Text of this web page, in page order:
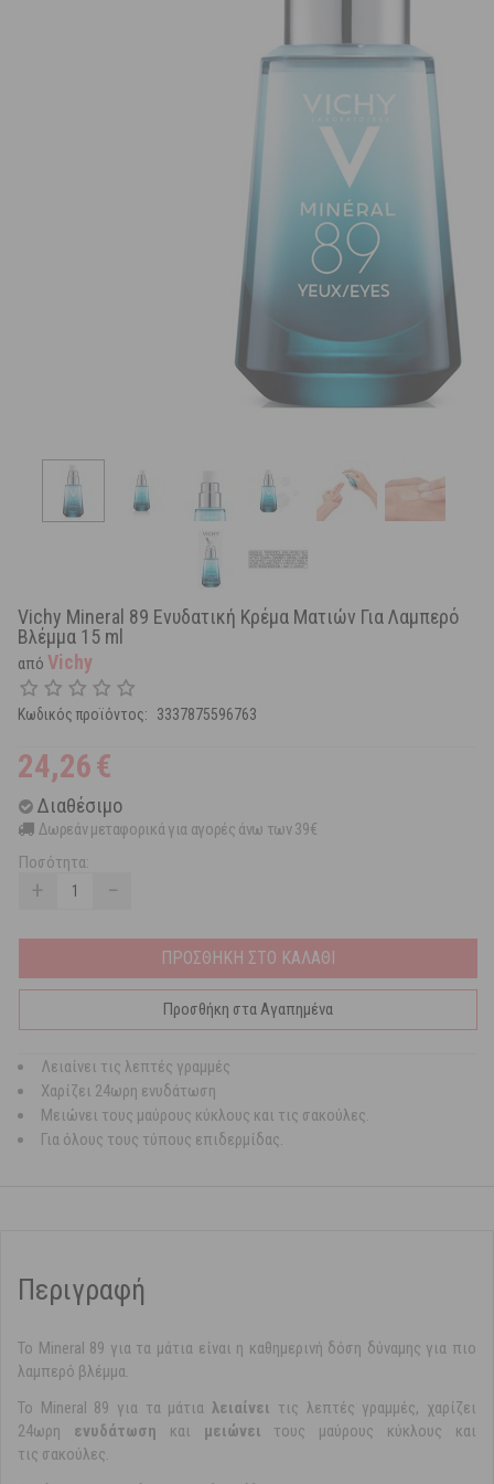
Vichy Mineral 89 Ενυδατική Κρέμα Ματιών Για Λαμπερό
Βλέμμα 15 ml
από Vichy
Κωδικός προϊόντος: 3337875596763
24,26€
Διαθέσιμο
Δωρεάν μεταφορικά για αγορές άνω των 39€
Ποσότητα:
+ −
ΠΡΟΣΘΗΚΗ ΣΤΟ ΚΑΛΑΘΙ
Προσθήκη στα Αγαπημένα
Λειαίνει τις λεπτές γραμμές
Χαρίζει 24ωρη ενυδάτωση
Μειώνει τους μαύρους κύκλους και τις σακούλες.
Για όλους τους τύπους επιδερμίδας.
Περιγραφή
Το Μineral 89 για τα μάτια είναι η καθημερινή δόση δύναμης για πιο
λαμπερό βλέμμα.
Το Μineral 89 για τα μάτιαλειαίνει τις λεπτές γραμμές, χαρίζει
24ωρη ενυδάτωση και μειώνει τους μαύρους κύκλους και
τις σακούλες.